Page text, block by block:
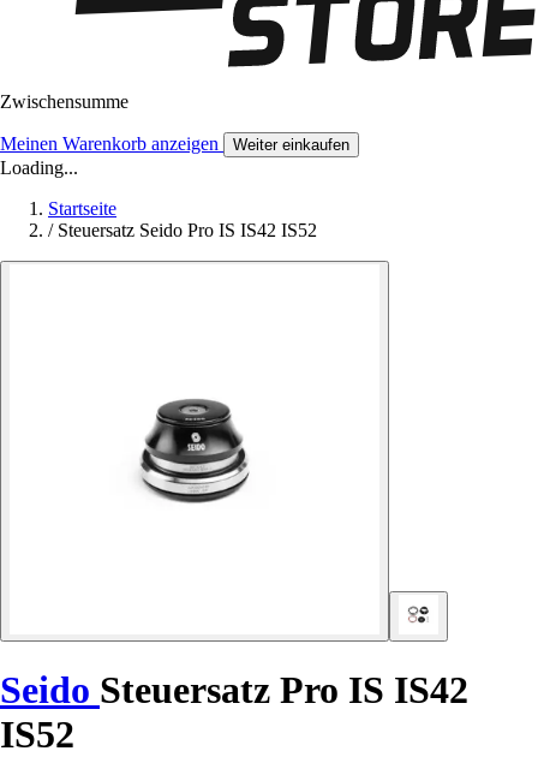
Zwischensumme
Meinen Warenkorb anzeigen Weiter einkaufen
Loading...
Startseite
/ Steuersatz Seido Pro IS IS42 IS52
Seido Steuersatz Pro IS IS42
IS52